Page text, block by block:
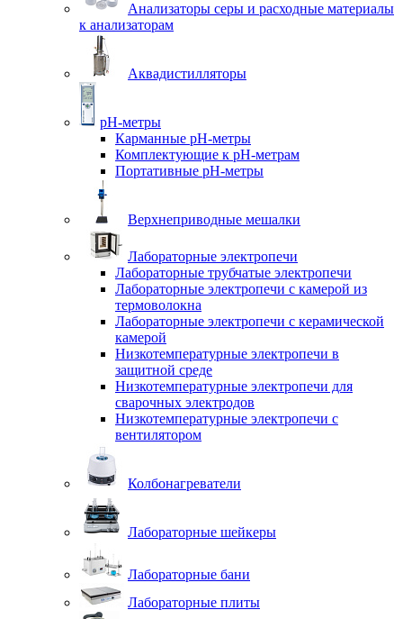
Анализаторы серы и расходные материалы
к анализаторам
Аквадистилляторы
pH-метры
Карманные pH-метры
Комплектующие к pH-метрам
Портативные pH-метры
Верхнеприводные мешалки
Лабораторные электропечи
Лабораторные трубчатые электропечи
Лабораторные электропечи с камерой из
термоволокна
Лабораторные электропечи с керамической
камерой
Низкотемпературные электропечи в
защитной среде
Низкотемпературные электропечи для
cварочных электродов
Низкотемпературные электропечи с
вентилятором
Колбонагреватели
Лабораторные шейкеры
Лабораторные бани
Лабораторные плиты